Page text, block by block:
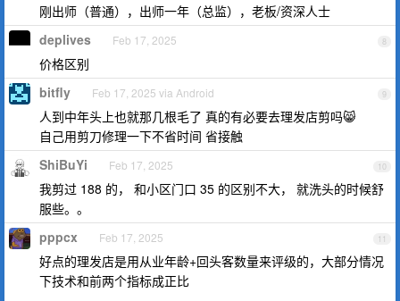
刚出师（普通），出师一年（总监），老板/资深人士
8
deplives Feb 17, 2025
价格区别
9
bitfly Feb 17, 2025 via Android
人到中年头上也就那几根毛了 真的有必要去理发店剪吗😸
自己用剪刀修理一下不省时间 省接触
10
ShiBuYi Feb 17, 2025
我剪过 188 的， 和小区门口 35 的区别不大， 就洗头的时候舒
服些。。
11
pppcx Feb 17, 2025
好点的理发店是用从业年龄+回头客数量来评级的，大部分情况
下技术和前两个指标成正比